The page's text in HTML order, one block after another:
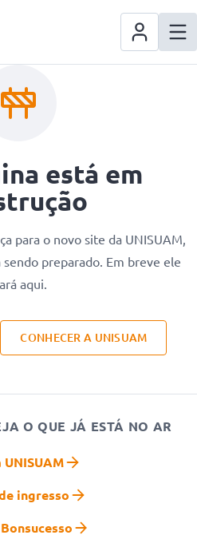
está em
para o novo site da UNISUAM,
preparado. Em breve ele
aqui.
CONHECER A UNISUAM
O QUE JÁ ESTÁ NO AR
UNISUAM
ingresso